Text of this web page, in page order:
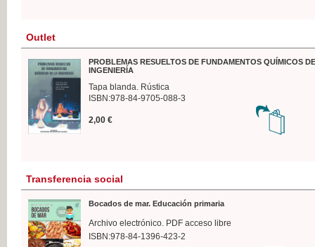
Outlet
PROBLEMAS RESUELTOS DE FUNDAMENTOS QUÍMICOS
INGENIERÍA
Tapa blanda. Rústica
ISBN:978-84-9705-088-3
2,00 €
Transferencia social
Bocados de mar. Educación primaria
Archivo electrónico. PDF acceso libre
ISBN:978-84-1396-423-2